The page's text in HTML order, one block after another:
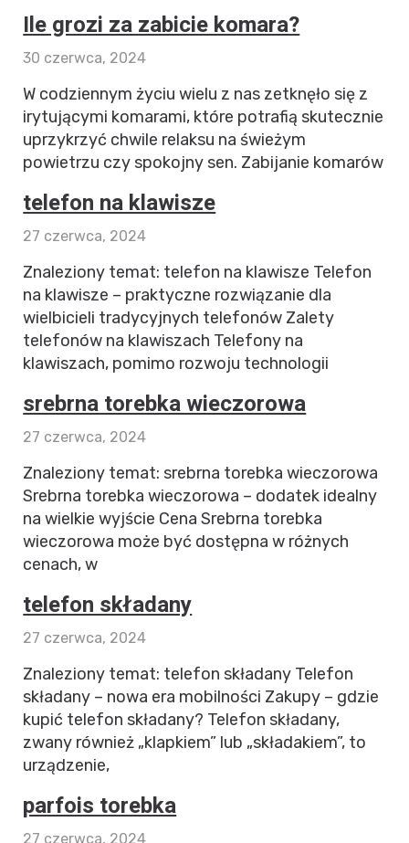
Ile grozi za zabicie komara?
30 czerwca, 2024
W codziennym życiu wielu z nas zetknęło się z
irytującymi komarami, które potrafią skutecznie
uprzykrzyć chwile relaksu na świeżym
powietrzu czy spokojny sen. Zabijanie komarów
telefon na klawisze
27 czerwca, 2024
Znaleziony temat: telefon na klawisze Telefon
na klawisze – praktyczne rozwiązanie dla
wielbicieli tradycyjnych telefonów Zalety
telefonów na klawiszach Telefony na
klawiszach, pomimo rozwoju technologii
srebrna torebka wieczorowa
27 czerwca, 2024
Znaleziony temat: srebrna torebka wieczorowa
Srebrna torebka wieczorowa – dodatek idealny
na wielkie wyjście Cena Srebrna torebka
wieczorowa może być dostępna w różnych
cenach, w
telefon składany
27 czerwca, 2024
Znaleziony temat: telefon składany Telefon
składany – nowa era mobilności Zakupy – gdzie
kupić telefon składany? Telefon składany,
zwany również „klapkiem” lub „składakiem”, to
urządzenie,
parfois torebka
27 czerwca, 2024